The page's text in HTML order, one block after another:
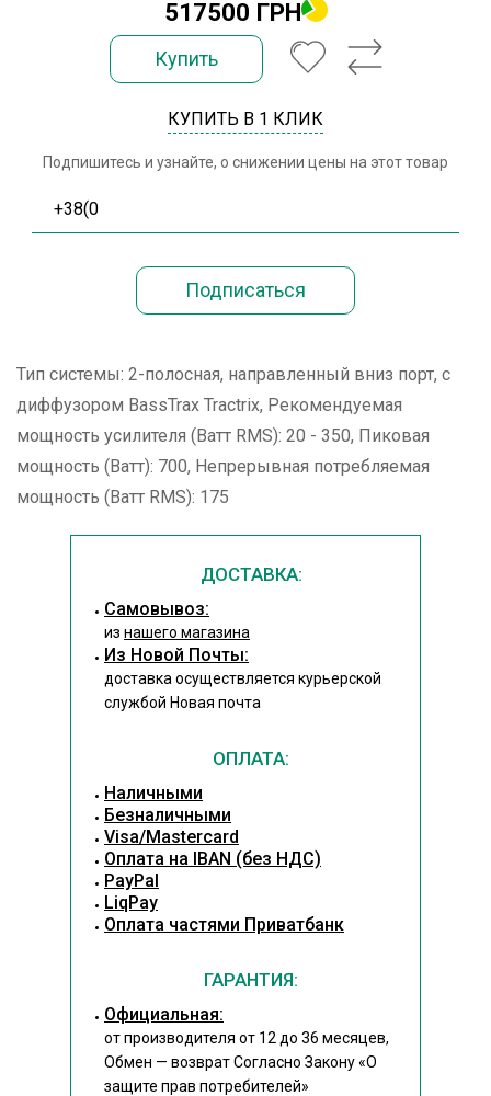
517500 ГРН
Купить
КУПИТЬ В 1 КЛИК
Подпишитесь и узнайте, о снижении цены на этот товар
Тип системы: 2-полосная, направленный вниз порт, с
диффузором BassTrax Tractrix, Рекомендуемая
мощность усилителя (Ватт RMS): 20 - 350, Пиковая
мощность (Ватт): 700, Непрерывная потребляемая
мощность (Ватт RMS): 175
ДОСТАВКА:
Cамовывоз:
из нашего магазина
Из Новой Почты:
доставка осуществляется курьерской
службой Новая почта
ОПЛАТА:
Наличными
Безналичными
Visa/Mastercard
Оплата на IBAN (без НДС)
PayPal
LiqPay
Оплата частями Приватбанк
ГАРАНТИЯ:
Официальная:
от производителя от 12 до 36 месяцев,
Обмен — возврат Согласно Закону«О
защите прав потребителей»